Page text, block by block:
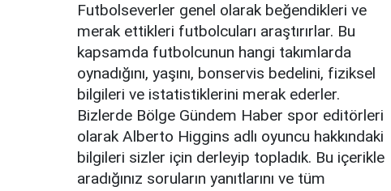
Futbolseverler genel olarak beğendikleri ve
merak ettikleri futbolcuları araştırırlar. Bu
kapsamda futbolcunun hangi takımlarda
oynadığını, yaşını, bonservis bedelini, fiziksel
bilgileri ve istatistiklerini merak ederler.
Bizlerde Bölge Gündem Haber spor editörleri
olarak Alberto Higgins adlı oyuncu hakkındaki
bilgileri sizler için derleyip topladık. Bu içerikle
aradığınız soruların yanıtlarını ve tüm